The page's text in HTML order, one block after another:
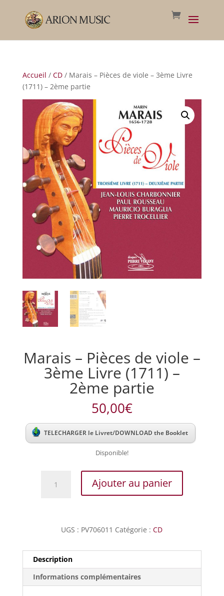
Accueil / CD/ Marais – Pièces de viole – 3ème Livre
(1711) – 2ème partie
Marais – Pièces de viole –
3ème Livre (1711) –
2ème partie
50,00€
TELECHARGER le Livret/DOWNLOAD the Booklet
Disponible!
-
3ème
Livre
Ajouter au panier
UGS : PV706011 Catégorie :CD
Description
Informations complémentaires